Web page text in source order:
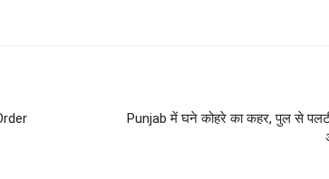
Punjab में घने कोहरे का कहर, पुल से